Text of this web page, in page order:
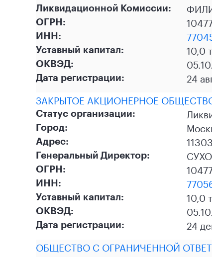
Ликвидационной Комиссии:
ОГРН:
ИНН:
Уставный капитал: 10,0
ОКВЭД:
Дата регистрации:
24
ЗАКРЫТОЕ АКЦИОНЕРНОЕ
Статус организации:
Город:
Адрес:
Генеральный Директор:
ОГРН:
ИНН:
Уставный капитал: 10,0
ОКВЭД:
Дата регистрации:
24
ОБЩЕСТВО С ОГРАНИЧЕННОЙ